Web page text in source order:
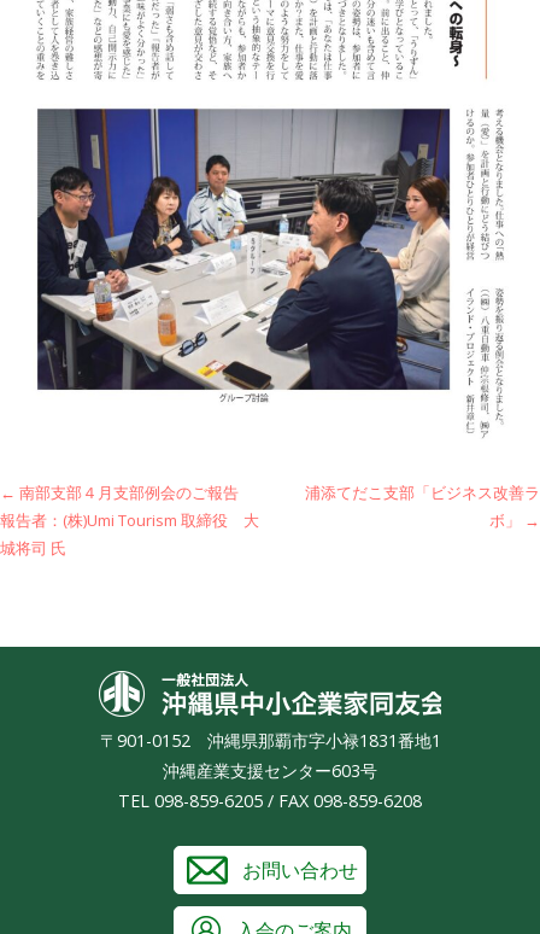
投
稿
← 南部支部４月支部例会のご報告
報告者：(株)Umi Tourism 取締役 大
城将司 氏
浦添てだこ支部「ビジネス改善ラ
ボ」 →
〒901-0152 沖縄県那覇市字小禄1831番地1
沖縄産業支援センター603号
TEL 098-859-6205 / FAX 098-859-6208
お問い合わせ